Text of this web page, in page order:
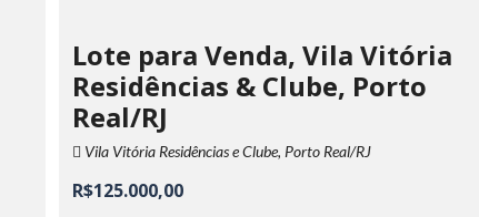
Lote para Venda, Vila Vitória
Residências & Clube, Porto
Real/RJ
Vila Vitória Residências e Clube, Porto Real/RJ
R$125.000,00